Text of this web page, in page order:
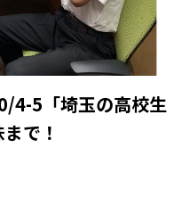
4-5「埼玉の高校生
で！